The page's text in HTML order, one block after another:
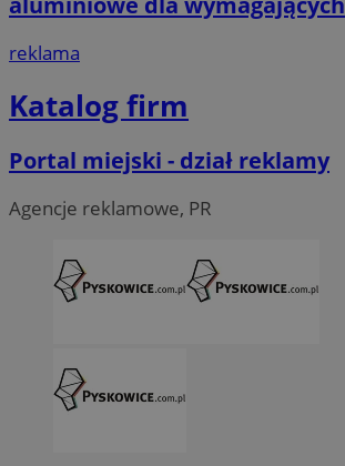
reklama
Katalog firm
Portal miejski - dział reklamy
Agencje reklamowe, PR